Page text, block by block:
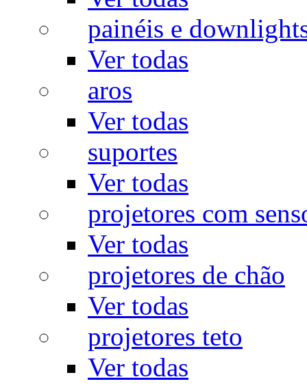
painéis e
Ver todas
aros
Ver todas
suportes
Ver todas
projetores com
Ver todas
projetores de chão
Ver todas
projetores teto
Ver todas